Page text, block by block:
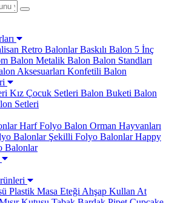
Retro BalonlarBaskılı Balon 5 İnç
Balon Metalik Balon Balon Standları
Aksesuarları Konfetili Balon
Kız Çocuk Setleri Balon Buketi Balon
Setleri
Harf Folyo Balon Orman Hayvanları
BalonlarŞekilli Folyo BalonlarHappy
Balonlar
Plastik Masa Eteği Ahşap Kullan At